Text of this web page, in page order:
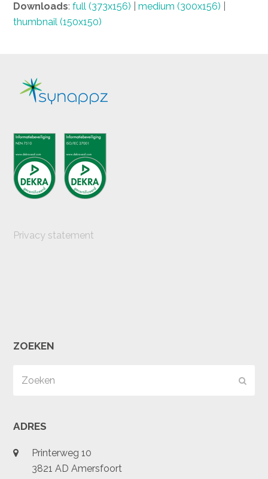
Downloads:full (373x156) |medium (300x156)
thumbnail (150x150)
Privacy statement
ZOEKEN
ADRES
Printerweg 10
3821 AD Amersfoort